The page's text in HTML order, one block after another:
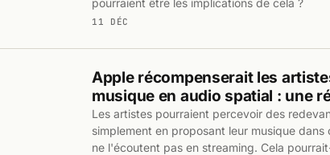
11 DÉC
Apple récompenserait les
musique en audio spatial : une
Les artistes pourraient percevoir des
simplement en proposant leur musique
ne l'écoutent pas en streaming. Cela